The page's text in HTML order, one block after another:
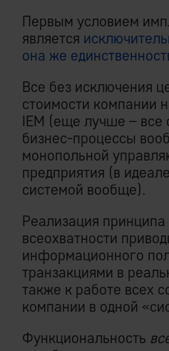
Первым условием
является
она же
Все без исключения
стоимости компании
IEM (еще лучше – все
бизнес-процессы
монопольной
предприятия (в
системой вообще).
Реализация принципа
всеохватности
информационного
транзакциями в
также к работе всех
компании в одной
Функциональность